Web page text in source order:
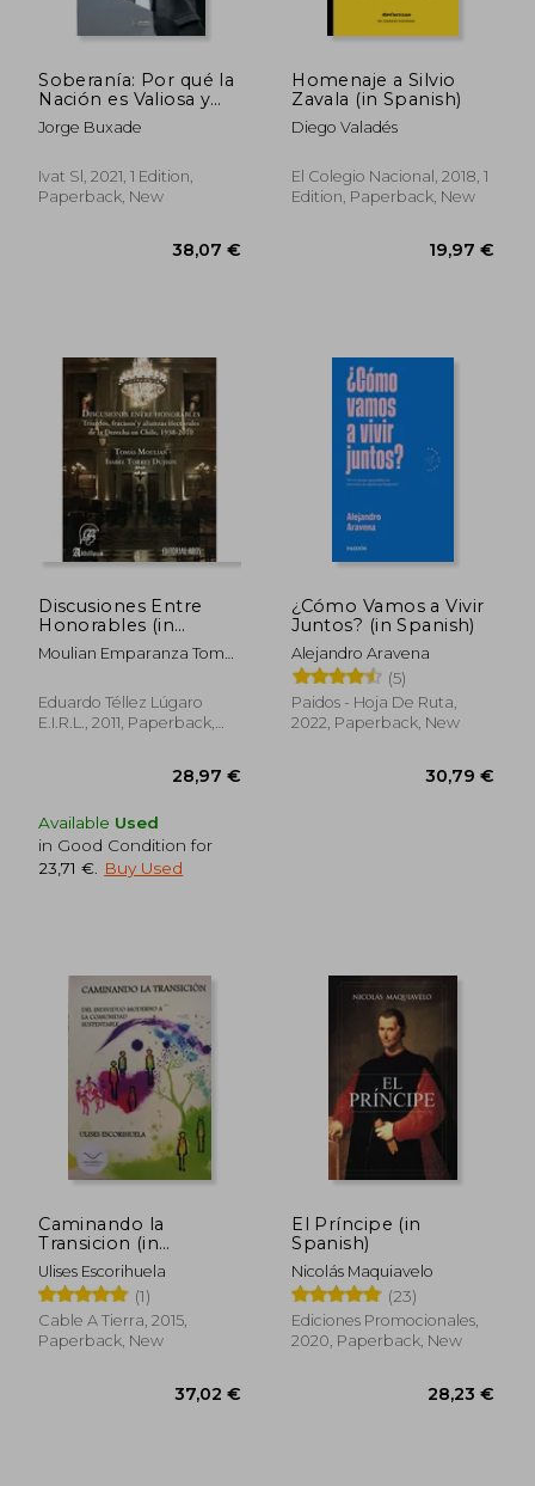
Soberanía: Por qué la
Nación es Valiosa y
Merece la Pena
Defenderla (in
Jorge Buxade
Ivat Sl, 2021, 1 Edition,
Paperback, New
38,07 €
Homenaje a Silvio
Zavala (in Spanish)
Diego Valadés
El Colegio Nacional, 2018, 1
Edition, Paperback, New
Discusiones Entre
Honorables (in
Spanish)
Moulian Emparanza Tomás
Isabel
Eduardo Téllez Lúgaro
E.I.R.L., 2011, Paperback,
28,97 €
Available Used
in Good Condition for
23,71 €
Buy Used
¿Cómo Vamos a Vivir
Juntos? (in Spanish)
Alejandro Aravena
(5)
Paidos - Hoja De Ruta,
2022, Paperback, New
Caminando la
Transicion (in
Spanish)
Ulises Escorihuela
(1)
Cable A Tierra, 2015,
Paperback, New
El Príncipe (in
Spanish)
Nicolás Maquiavelo
(23)
Ediciones Promocionales,
2020, Paperback, New